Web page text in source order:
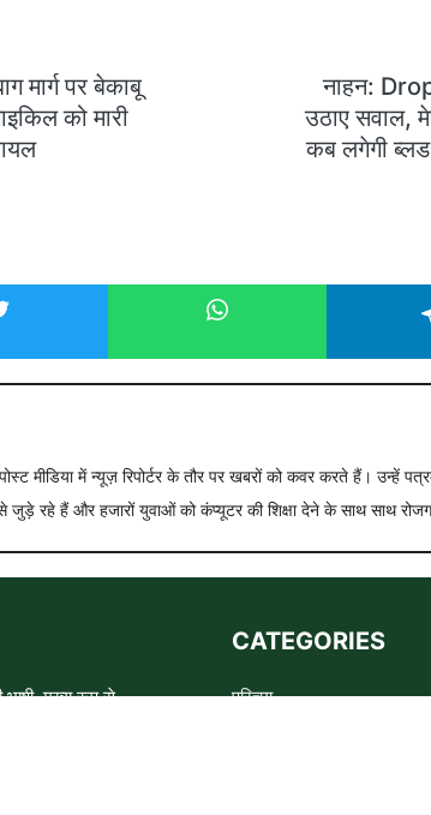
मार्ग पर बेकाबू
को मारी
नाहन:
उठाए सवाल,
कब लगेगी
मीडिया में न्यूज़ रिपोर्टर के तौर पर खबरों को कवर करते हैं। उन्हें
रहे हैं और हजारों युवाओं को कंप्यूटर की शिक्षा देने के साथ साथ
भाषी, मुख्य रूप से
CATEGORIES
परिचय